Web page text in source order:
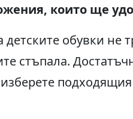
които ще
обувки не
стъпала.